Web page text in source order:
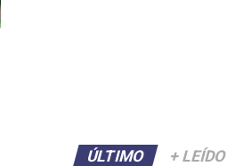
ÚLTIMO + LEÍDO